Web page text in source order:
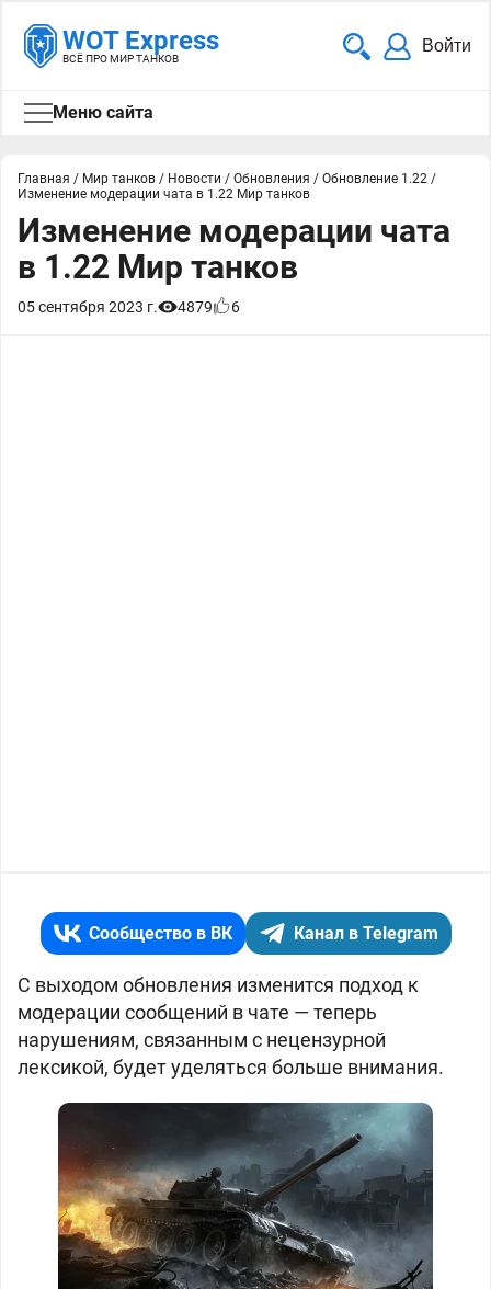
WOT Express
ВСЁ ПРО МИР ТАНКОВ
Войти
Меню сайта
Главная / Мир танков / Новости / Обновления / Обновление 1.22 /
Изменение модерации чата в 1.22 Мир танков
Изменение модерации чата
в 1.22 Мир танков
05 сентября 2023 г. 4879 6
Сообщество в ВК Канал в Telegram
С выходом обновления изменится подход к
модерации сообщений в чате — теперь
нарушениям, связанным с нецензурной
лексикой, будет уделяться больше внимания.